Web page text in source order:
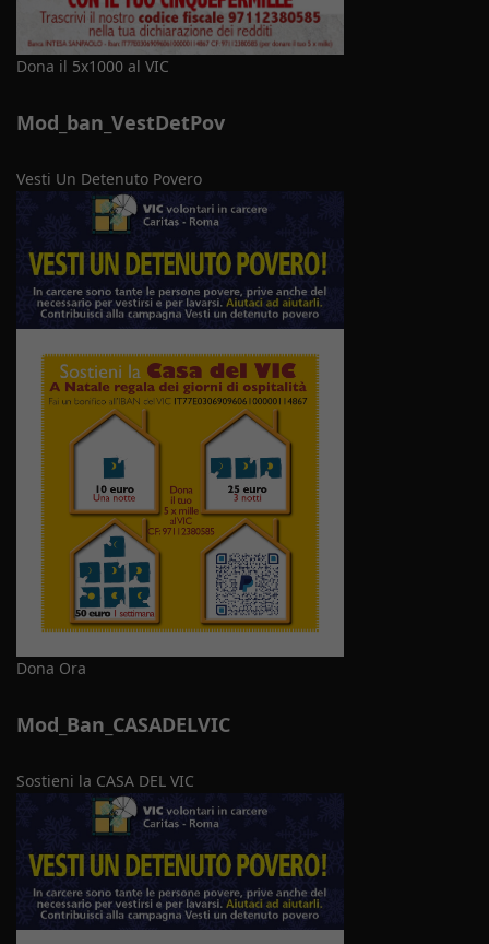
Dona il 5x1000 al VIC
Mod_ban_VestDetPov
Vesti Un Detenuto Povero
Dona Ora
Mod_Ban_CASADELVIC
Sostieni la CASA DEL VIC